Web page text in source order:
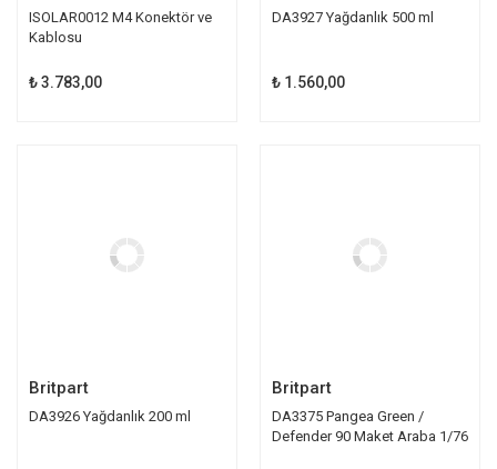
ISOLAR0012 M4 Konektör ve
Kablosu
₺ 3.783,00
DA3927 Yağdanlık 500 ml
₺ 1.560,00
Britpart
DA3926 Yağdanlık 200 ml
Britpart
DA3375 Pangea Green /
Defender 90 Maket Araba 1/76